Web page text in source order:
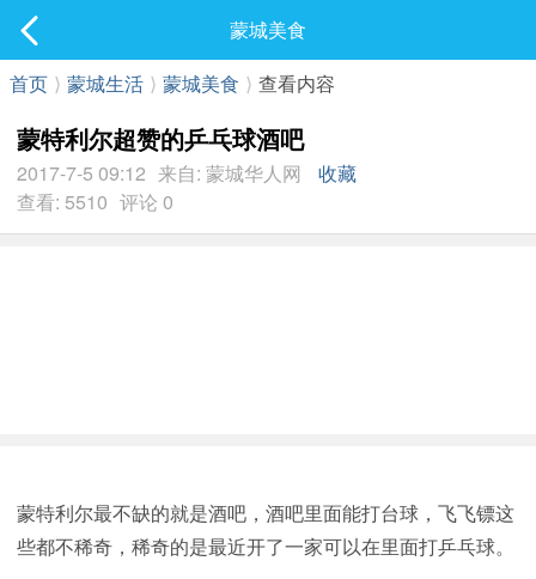
最新发表
蒙城美食
首页 ⟩ 蒙城生活 ⟩ 蒙城美食 ⟩ 查看内容
蒙特利尔超赞的乒乓球酒吧
2017-7-5 09:12 来自: 蒙城华人网
收藏
查看: 5510 评论 0
蒙特利尔最不缺的就是酒吧，酒吧里面能打台球，飞飞镖这
些都不稀奇，稀奇的是最近开了一家可以在里面打乒乓球。